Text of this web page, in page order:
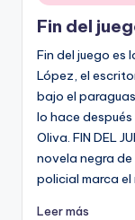
en
Fin del
Fin del juego es
López, el
bajo el
lo hace
Oliva. FIN DEL
novela negra
policial marca
Leer más